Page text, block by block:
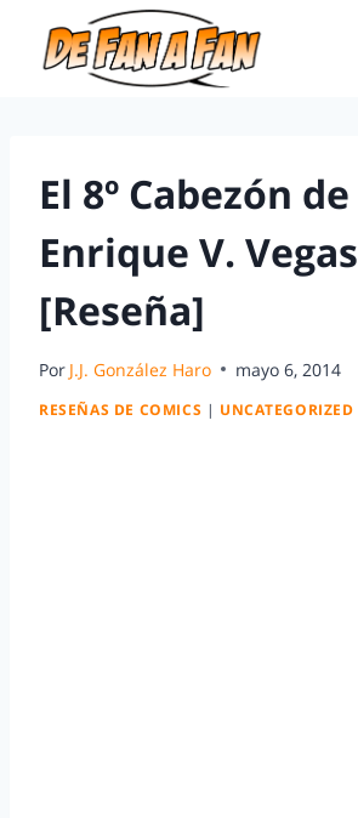
El 8º Cabezón de
Enrique V. Vegas
[Reseña]
Por J.J. González Haro mayo 6, 2014
RESEÑAS DE COMICS | UNCATEGORIZED